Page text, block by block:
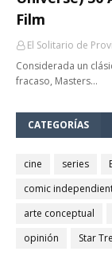
Film
El Solitario de
Considerada un
fracaso, Masters…
CATEGORÍAS
cine series
comic
arte conceptual
opinión
Star